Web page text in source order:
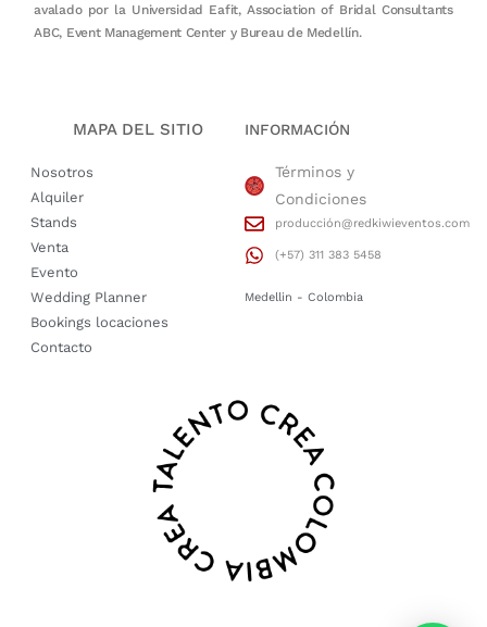
avalado por la Universidad Eafit, Association of Bridal Consultants
ABC, Event Management Center y Bureau de Medellín.
MAPA DEL SITIO
Nosotros
Alquiler
Stands
Venta
Evento
Wedding Planner
Bookings locaciones
Contacto
INFORMACIÓN
Términos y
Condiciones
producción@redkiwieventos.com
(+57) 311 383 5458
Medellin - Colombia